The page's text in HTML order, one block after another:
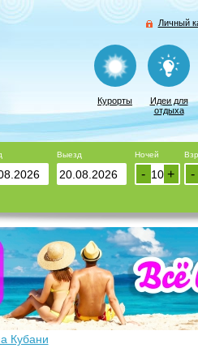
Личный
Курорты
Идеи для
отдыха
Выезд Ночей
+
- -
Кубани